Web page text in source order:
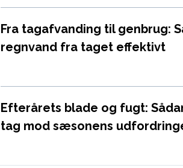
Fra tagafvanding til genbrug:
regnvand fra taget effektivt
Efterårets blade og fugt:
tag mod sæsonens